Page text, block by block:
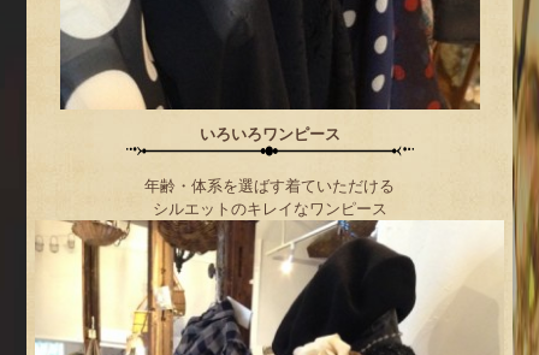
いろいろワンピース
年齢・体系を選ばす着ていただける
シルエットのキレイなワンピース